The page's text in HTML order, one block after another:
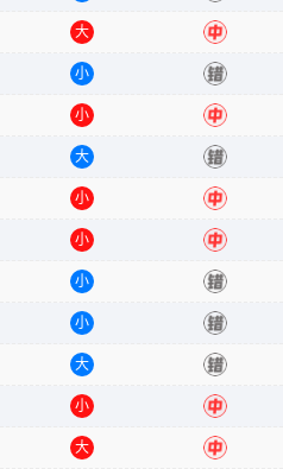
大 中
小 错
小 中
大 错
小 中
小 中
小 错
小 错
大 错
小 中
大 中